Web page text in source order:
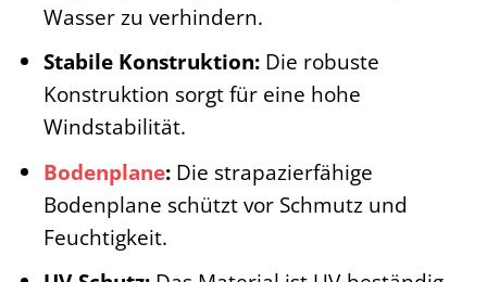
Wasser zu verhindern.
Stabile Konstruktion:Die robuste
Konstruktion sorgt für eine hohe
Windstabilität.
Bodenplane:Die strapazierfähige
Bodenplane schützt vor Schmutz und
Feuchtigkeit.